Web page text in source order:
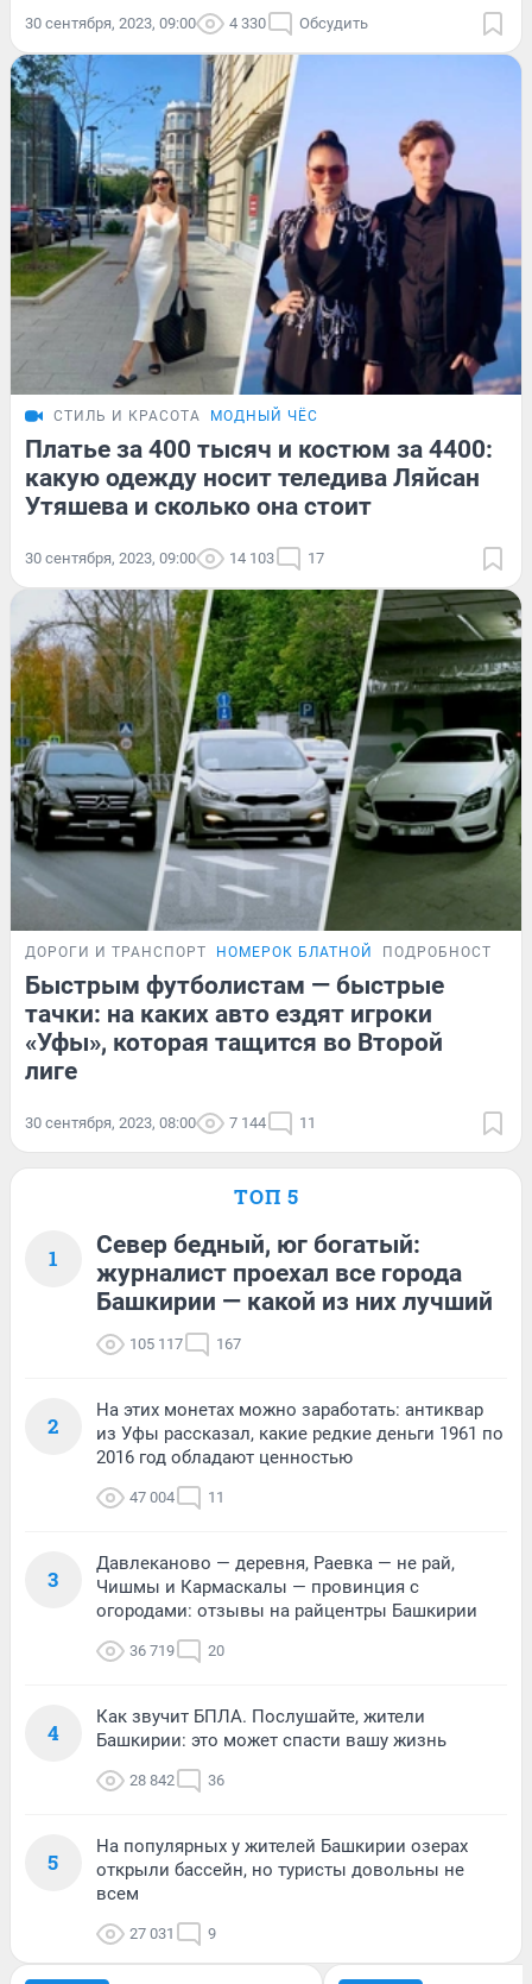
30 сентября, 2023, 09:00 4 330 Обсудить
СТИЛЬ И КРАСОТА МОДНЫЙ ЧЁС
Платье за 400 тысяч и костюм за 4400:
какую одежду носит теледива Ляйсан
Утяшева и сколько она стоит
30 сентября, 2023, 09:00 14 103 17
ДОРОГИ И ТРАНСПОРТ НОМЕРОК БЛАТНОЙ ПОДРОБНОСТИ
Быстрым футболистам — быстрые
тачки: на каких авто ездят игроки
«Уфы», которая тащится во Второй
лиге
30 сентября, 2023, 08:00 7 144 11
ТОП 5
1
Север бедный, юг богатый:
журналист проехал все города
Башкирии — какой из них лучший
105 117 167
2
На этих монетах можно заработать: антиквар
из Уфы рассказал, какие редкие деньги 1961 по
2016 год обладают ценностью
47 004 11
3
Давлеканово — деревня, Раевка — не рай,
Чишмы и Кармаскалы — провинция с
огородами: отзывы на райцентры Башкирии
36 719 20
4
Как звучит БПЛА. Послушайте, жители
Башкирии: это может спасти вашу жизнь
28 842 36
5
На популярных у жителей Башкирии озерах
открыли бассейн, но туристы довольны не
всем
27 031 9